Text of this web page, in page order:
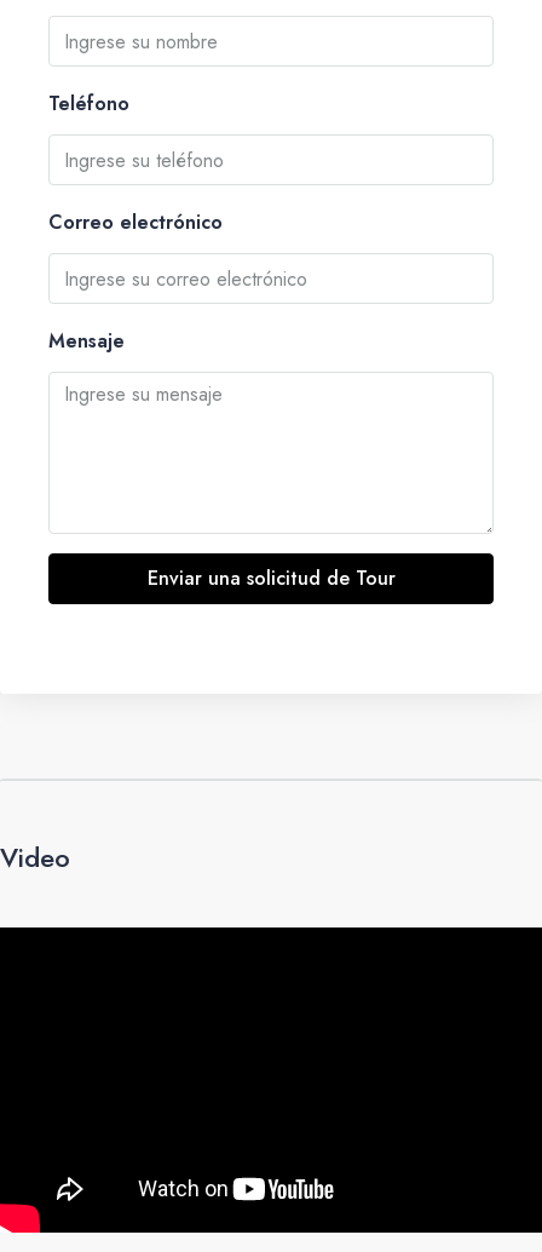
Teléfono
Correo electrónico
Mensaje
Enviar una solicitud de Tour
Video